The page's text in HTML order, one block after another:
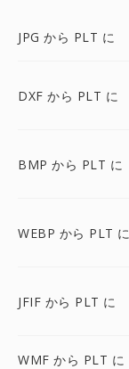
JPG から PLT に
DXF から PLT に
BMP から PLT に
WEBP から PLT に
JFIF から PLT に
WMF から PLT に